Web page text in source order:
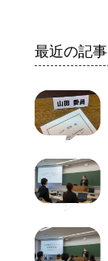
最近の記事